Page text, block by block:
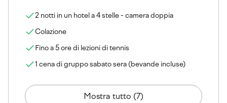
2 notti in un hotel a 4 stelle - camera doppia
Colazione
Fino a 5 ore di lezioni di tennis
1 cena di gruppo sabato sera (bevande incluse)
Mostra tutto (7)